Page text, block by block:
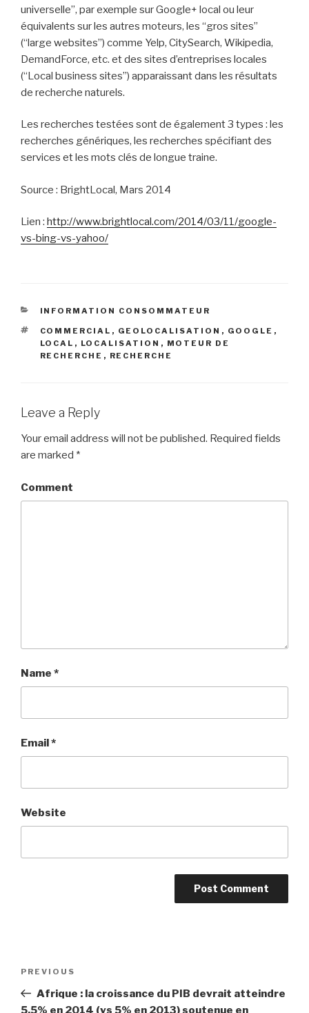
universelle”, par exemple sur Google+ local ou leur
équivalents sur les autres moteurs, les “gros sites”
(“large websites”) comme Yelp, CitySearch, Wikipedia,
DemandForce, etc. et des sites d’entreprises locales
(“Local business sites”) apparaissant dans les résultats
de recherche naturels.
Les recherches testées sont de également 3 types : les
recherches génériques, les recherches spécifiant des
services et les mots clés de longue traine.
Source : BrightLocal, Mars 2014
Lien : http://www.brightlocal.com/2014/03/11/google-
vs-bing-vs-yahoo/
CATEGORIES
INFORMATION CONSOMMATEUR
TAGS
COMMERCIAL , GEOLOCALISATION , GOOGLE ,
LOCAL , LOCALISATION , MOTEUR DE
RECHERCHE , RECHERCHE
Leave a Reply
Your email address will not be published. Required fields
are marked *
Comment
Name *
Email*
Website
Previous
Post
PREVIOUS
Afrique : la croissance du PIB devrait atteindre
5.5% en 2014 (vs 5% en 2013) soutenue en